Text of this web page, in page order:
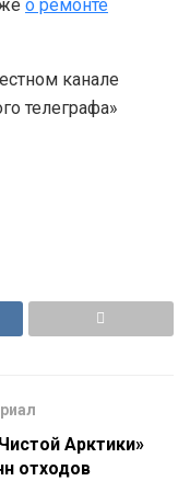
о ремонте
канале
телеграфа»
Арктики»
отходов